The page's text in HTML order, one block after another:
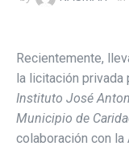
Recientemente,
la licitación privada
Instituto José
Municipio de
colaboración con la